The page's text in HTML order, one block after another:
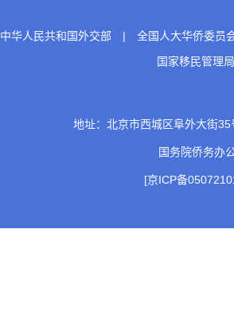
中华人民共和国外交部 |
全国人大华侨委员
国家移民管理局
地址：北京市西城区阜外大街
国务院侨务
[京ICP备